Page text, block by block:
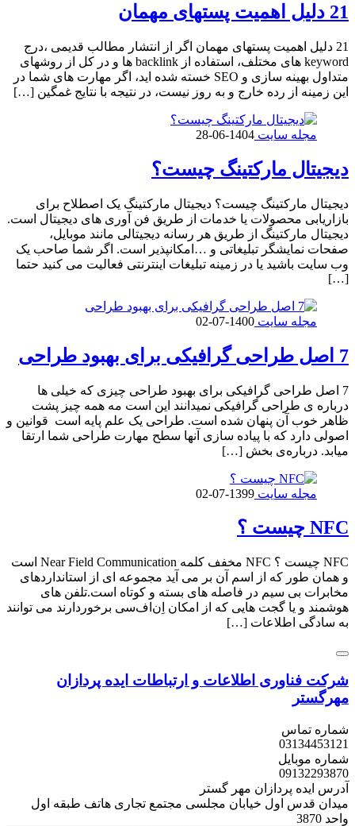
21 دلیل اهمیت پستهای مهمان
21 دلیل اهمیت پستهای مهمان اگر از انتشار مطالب قدیمی ،درج
keyword های مختلف، استفاده از backlink ها و در کل از روشهای
متداول بهینه سازی و SEO خسته شده اید، اگر مهارت های شما در
این زمینه از رده خارج و به روز نیست، در نتیجه با نتایج غمگین […]
مجله سایت 1404-06-28
دیجیتال مارکتینگ چیست؟
دیجیتال مارکتینگ چیست؟ دیجیتال مارکتینگ یک اصطلاح برای
بازاریابی محصولات یا خدمات از طریق فن آوری های دیجیتال است.
دیجیتال مارکتینگ از طریق هر رسانه دیجیتالی مانند موبایل،
صفحات نمایشگر تبلیغاتی و …امکانپذیر است. اگر شما صاحب یک
وب سایت باشید یا در زمینه تبلیغات اینترنتی فعالیت می کنید حتما
[…]
مجله سایت 1400-07-02
7 اصل طراحی گرافیکی برای بهبود طراحی
7 اصل طراحی گرافیکی برای بهبود طراحی چیزی که خیلی ها
درباره ی طراحی گرافیکی نمیدانند این است مه همه چیز پشت
ظاهر خوب آن پنهان شده است. طراحی یک علم پایه است قوانین و
اصولی دارد که با پیاده سازی آنها سطح مهارت طراحی شما ارتقا
میابد. درباره‌ی بخش […]
مجله سایت 1399-07-02
NFC چیست ؟
NFC چیست ؟ NFC مخفف کلمه Near Field Communication است
و همان طور که از اسم آن بر می آید مجموعه ای از استانداردهای
مخابرات بی سیم در فاصله های بسته و کوتاه است.تلفن های
هوشمند و یا گجت هایی که از امکان اِن‌اف‌سی برخوردارند می توانند
به سادگی اطلاعات […]
شرکت فناوری اطلاعات و ارتباطات ایده پردازان
مهرگستر
شماره تماس
03134453121
شماره موبایل
09132293870
آدرس ایده پردازان مهر گستر
میدان قدس اول خیابان مجلسی مجتمع تجاری هاتف طبقه اول
واحد 3870